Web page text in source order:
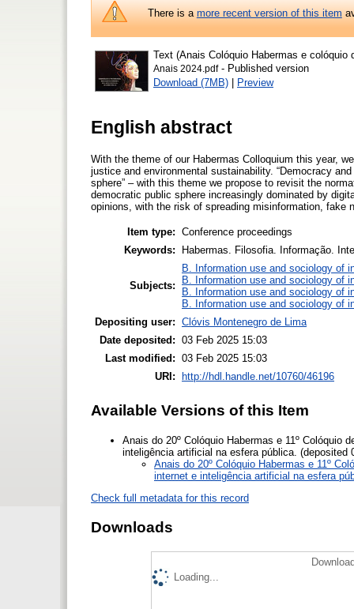
There is amore recent version of this item
Text (Anais Colóquio Habermas e colóquio
Anais 2024.pdf- Published version
Download (7MB)
Preview
English abstract
With the theme of our Habermas Colloquium this year,
justice and environmental sustainability. “Democracy
sphere” – with this theme we propose to revisit the
democratic public sphere increasingly dominated by
opinions, with the risk of spreading misinformation, fake
Item type: Conference proceedings
Keywords:
Habermas. Filosofia. Informação.
Subjects:
B. Information use and sociology of
B. Information use and sociology of
B. Information use and sociology of
B. Information use and sociology of
Depositing user: Clóvis Montenegro de Lima
Date deposited: 03 Feb 2025 15:03
Last modified: 03 Feb 2025 15:03
URI:
http://hdl.handle.net/10760/46196
Available Versions of this Item
Anais do 20º Colóquio Habermas e 11º Colóquio
inteligência artificial na esfera pública. (deposited
Anais do 20º Colóquio Habermas e 11º
internet e inteligência artificial na esfera
Check full metadata for this record
Downloads
Loading...